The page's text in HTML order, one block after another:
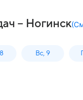
– Ногинск(
Вс, 9